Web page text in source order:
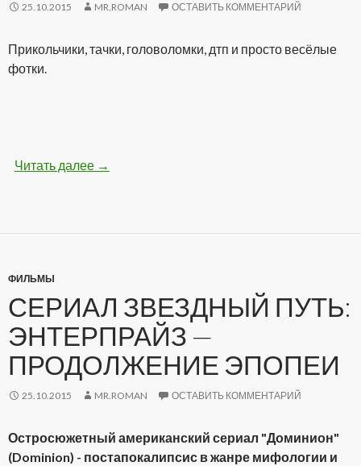
25.10.2015 MR.ROMAN ОСТАВИТЬ КОММЕНТАРИЙ
Прикольчики, тачки, головоломки, дтп и просто весёлые
фотки.
Читать далее Бодрые картинки (28 фото)
→
ФИЛЬМЫ
СЕРИАЛ ЗВЕЗДНЫЙ ПУТЬ:
ЭНТЕРПРАЙЗ —
ПРОДОЛЖЕНИЕ ЭПОПЕИ
25.10.2015 MR.ROMAN ОСТАВИТЬ КОММЕНТАРИЙ
Остросюжетный американский сериал "Доминион"
(Dominion) - постапокалипсис в жанре мифологии и